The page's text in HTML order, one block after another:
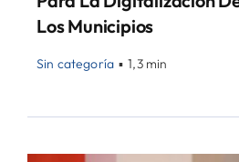
Los Municipios
Sin categoría ▪ 1,3 min